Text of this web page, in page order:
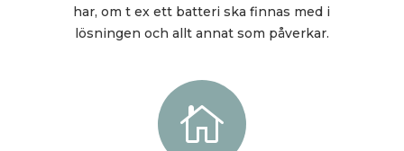
har, om t ex ett batteri ska finnas med i
lösningen och allt annat som påverkar.
